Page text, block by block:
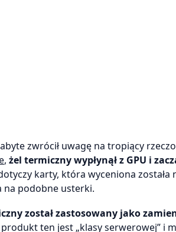
zwrócił uwagę na tropiący
, żel termiczny wypłynął z GPU i
karty, która wyceniona została
na podobne usterki.
został zastosowany jako
produkt ten jest „klasy serwerowej” i